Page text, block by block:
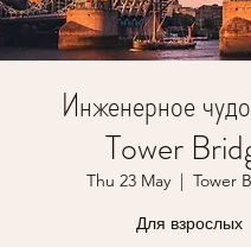
Инженерное
Tower
Thu 23 May
  |
Tower
Для взрослых